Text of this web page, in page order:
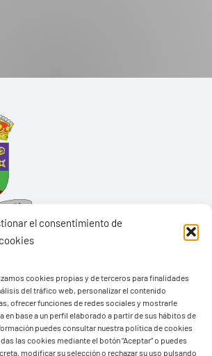
el consentimiento de
cookies propias y de terceros para finalidades
del tráfico web, personalizar el contenido
ofrecer funciones de redes sociales y mostrarle
en base a un perfil elaborado a partir de sus hábitos de
puedes consultar nuestra política de cookies
las cookies mediante el botón “Aceptar” o puedes
modificar su selección o rechazar su uso pulsando
Yaiza
1